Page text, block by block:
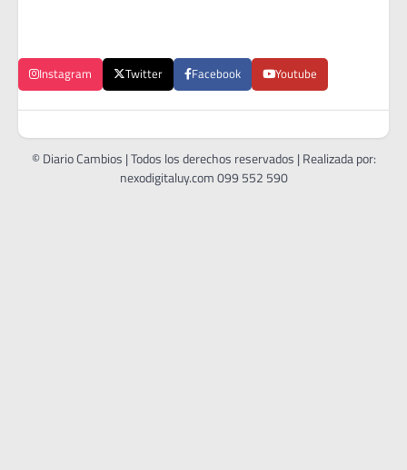
Instagram Twitter Facebook Youtube